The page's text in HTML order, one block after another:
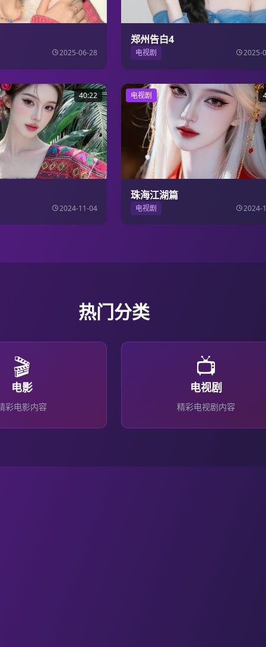
2025-06-28
郑州告白4
电视剧 2025-
40:22
2024-11-04
电视剧
珠海江湖篇
电视剧 2024-
热门分类
🎬
电影
彩电影内容
📺
电视剧
精彩电视剧内容